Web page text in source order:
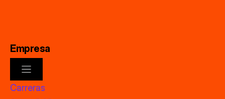
Empresa
Carreras